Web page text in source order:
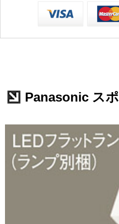
Panasonic ス